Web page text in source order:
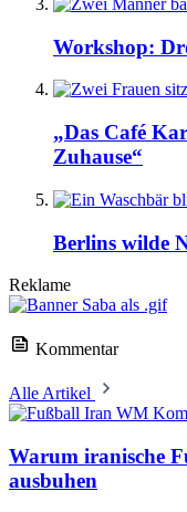
Workshop:
„Das Café
Zuhause“
Berlins wilde
Reklame
Kommentar
Alle Artikel
Warum iranische
ausbuhen